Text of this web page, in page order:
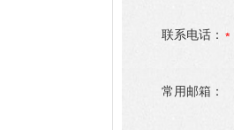
联系电话：
常用邮箱：